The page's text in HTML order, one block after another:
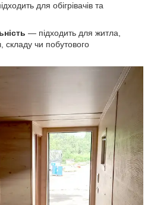
для обігрівачів та
— підходить для житла,
складу чи побутового